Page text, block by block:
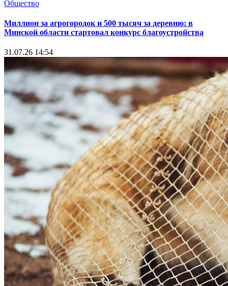
Общество
Миллион за агрогородок и 500 тысяч за деревню: в
Минской области стартовал конкурс благоустройства
31.07.26 14:54